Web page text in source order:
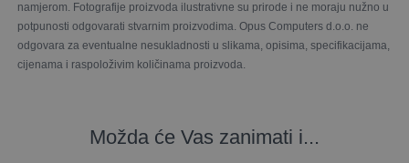
namjerom. Fotografije proizvoda ilustrativne su prirode i ne moraju nužno u
potpunosti odgovarati stvarnim proizvodima. Opus Computers d.o.o. ne
odgovara za eventualne nesukladnosti u slikama, opisima, specifikacijama,
cijenama i raspoloživim količinama proizvoda.
Možda će Vas zanimati i...